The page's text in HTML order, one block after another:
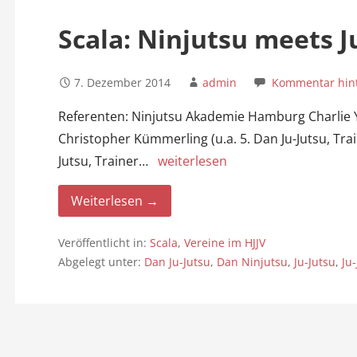
Scala: Ninjutsu meets
7. Dezember 2014 admin Kommentar
Referenten: Ninjutsu Akademie Hamburg
Christopher Kümmerling (u.a. 5. Dan Ju-Jutsu,
Jutsu, Trainer… weiterlesen
Weiterlesen →
Veröffentlicht in: Scala, Vereine im HJJV
Abgelegt unter: Dan Ju-Jutsu, Dan Ninjutsu, Ju-Jutsu,